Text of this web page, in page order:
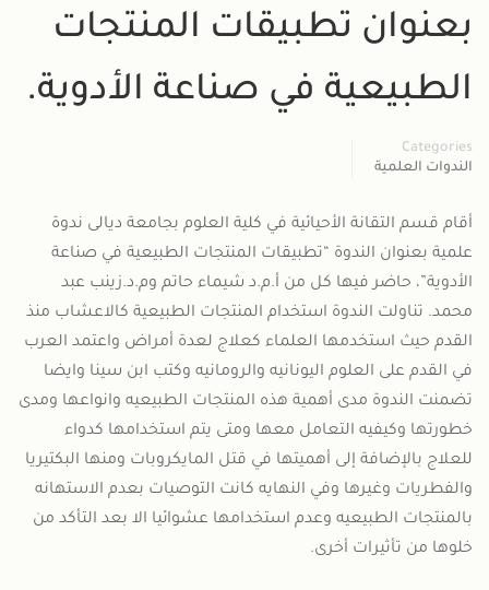
شؤون الطلبة
بعنوان تطبيقات المنتجات
الطبيعية في صناعة الأدوية.
Categories
الندوات العلمية
أقام قسم التقانة الأحيائية في كلية العلوم بجامعة ديالى ندوة
علمية بعنوان الندوة “تطبيقات المنتجات الطبيعية في صناعة
الأدوية”، حاضر فيها كل من أ.م.د شيماء حاتم وم.د.زينب عبد
محمد. تناولت الندوة استخدام المنتجات الطبيعية كالاعشاب منذ
القدم حيث استخدمها العلماء كعلاج لعدة أمراض واعتمد العرب
في القدم على العلوم اليونانيه والرومانيه وكتب ابن سينا وايضا
تضمنت الندوة مدى أهمية هذه المنتجات الطبيعيه وانواعها ومدى
خطورتها وكيفيه التعامل معها ومتى يتم استخدامها كدواء
للعلاج بالإضافة إلى أهميتها في قتل المايكروبات ومنها البكتيريا
والفطريات وغيرها وفي النهايه كانت التوصيات بعدم الاستهانه
بالمنتجات الطبيعيه وعدم استخدامها عشوائيا الا بعد التأكد من
خلوها من تأثيرات أخرى.